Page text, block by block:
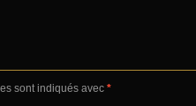
sont indiqués avec *